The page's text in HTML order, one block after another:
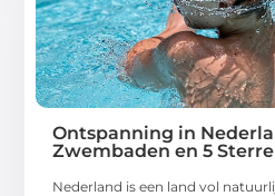
Ontspanning in
Zwembaden en 5
Nederland is een land vol